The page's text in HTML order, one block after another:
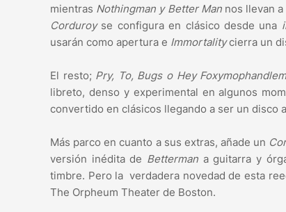
mientras Nothingman y Better Mannos llevan a
Corduroyse configura en clásico desde una
usarán como apertura e Immortalitycierra un
El resto; Pry, To, Bugs o Hey
libreto, denso y experimental en algunos
convertido en clásicos llegando a ser un disco
Más parco en cuanto a sus extras, añade un
versión inédita de Betterman a guitarra y
timbre. Pero la verdadera novedad de esta
The Orpheum Theater de Boston.